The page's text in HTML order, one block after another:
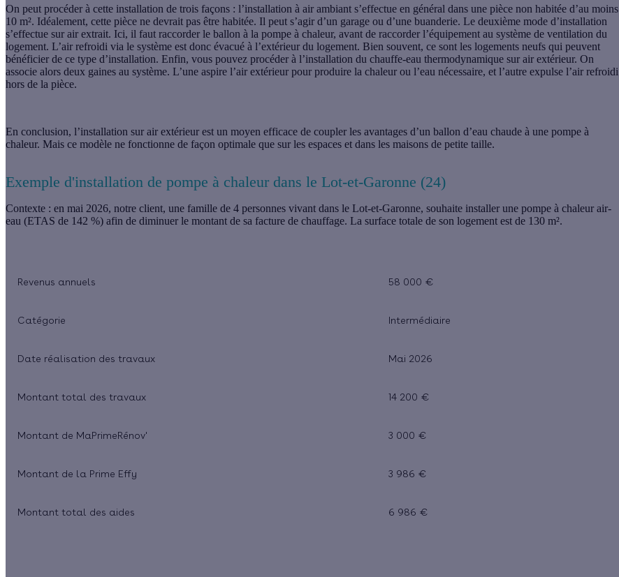
On peut procéder à cette installation de trois façons : l’installation à air ambiant s’effectue en général dans une pièce non habitée d’au moins
10 m². Idéalement, cette pièce ne devrait pas être habitée. Il peut s’agir d’un garage ou d’une buanderie. Le deuxième mode d’installation
s’effectue sur air extrait. Ici, il faut raccorder le ballon à la pompe à chaleur, avant de raccorder l’équipement au système de ventilation du
logement. L’air refroidi via le système est donc évacué à l’extérieur du logement. Bien souvent, ce sont les logements neufs qui peuvent
bénéficier de ce type d’installation. Enfin, vous pouvez procéder à l’installation du chauffe-eau thermodynamique sur air extérieur. On
associe alors deux gaines au système. L’une aspire l’air extérieur pour produire la chaleur ou l’eau nécessaire, et l’autre expulse l’air refroidi
hors de la pièce.
En conclusion, l’installation sur air extérieur est un moyen efficace de coupler les avantages d’un ballon d’eau chaude à une pompe à
chaleur. Mais ce modèle ne fonctionne de façon optimale que sur les espaces et dans les maisons de petite taille.
Exemple d'installation de pompe à chaleur dans le Lot-et-Garonne (24)
Contexte : en mai 2026, notre client, une famille de 4 personnes vivant dans le Lot-et-Garonne, souhaite installer une pompe à chaleur air-
eau (ETAS de 142 %) afin de diminuer le montant de sa facture de chauffage. La surface totale de son logement est de 130 m².
Revenus annuels 58 000 €
Catégorie Intermédiaire
Date réalisation des travaux Mai 2026
Montant total des travaux 14 200 €
Montant de MaPrimeRénov' 3 000 €
Montant de la Prime Effy 3 986 €
Montant total des aides 6 986 €